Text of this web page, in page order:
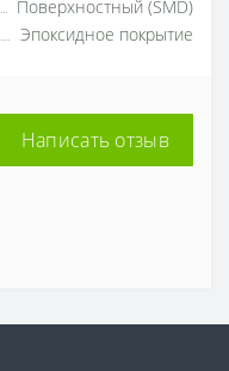
Поверхностный (SMD)
Эпоксидное покрытие
Написать отзыв